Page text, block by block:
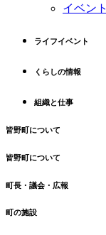
イベント
ライフイベント
くらしの情報
組織と仕事
皆野町について
皆野町について
町長・議会・広報
町の施設